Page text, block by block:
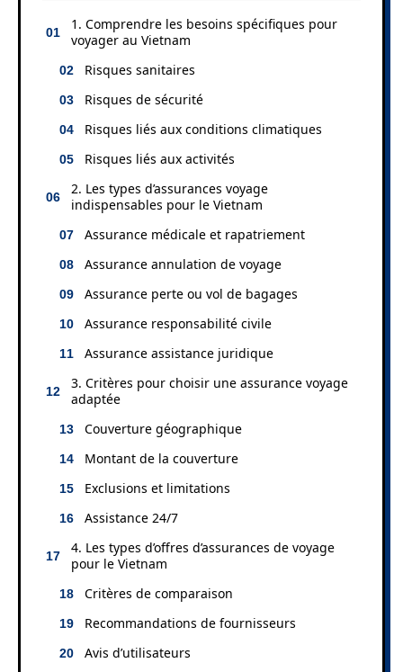
1. Comprendre les besoins spécifiques pour
voyager au Vietnam
Risques sanitaires
Risques de sécurité
Risques liés aux conditions climatiques
Risques liés aux activités
2. Les types d’assurances voyage
indispensables pour le Vietnam
Assurance médicale et rapatriement
Assurance annulation de voyage
Assurance perte ou vol de bagages
Assurance responsabilité civile
Assurance assistance juridique
3. Critères pour choisir une assurance voyage
adaptée
Couverture géographique
Montant de la couverture
Exclusions et limitations
Assistance 24/7
4. Les types d’offres d’assurances de voyage
pour le Vietnam
Critères de comparaison
Recommandations de fournisseurs
Avis d’utilisateurs